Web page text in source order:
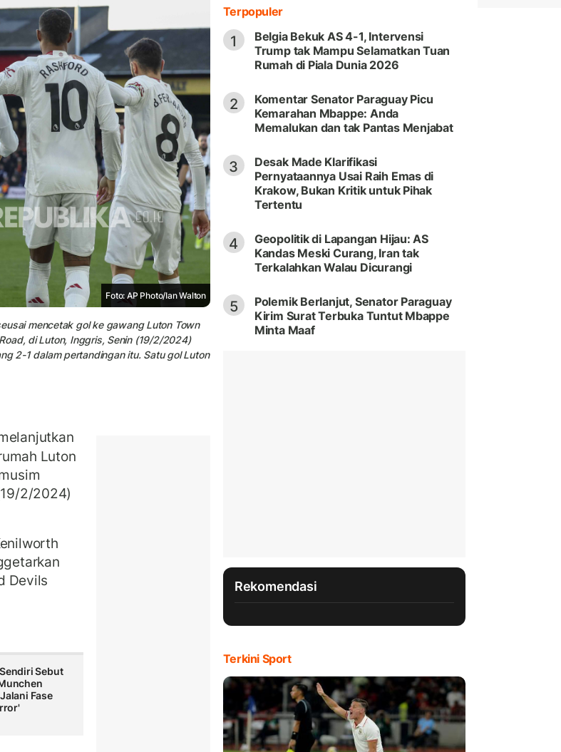
Foto: AP Photo/Ian Walton
mencetak gol ke gawang Luton Town
di Luton, Inggris, Senin (19/2/2024)
2-1 dalam pertandingan itu. Satu gol Luton
Luton
2/2024)
Devils
Sebut
Fase
Terpopuler
1
Belgia Bekuk AS 4-1, Intervensi
Trump tak Mampu Selamatkan Tuan
Rumah di Piala Dunia 2026
2
Komentar Senator Paraguay Picu
Kemarahan Mbappe: Anda
Memalukan dan tak Pantas Menjabat
3
Desak Made Klarifikasi
Pernyataannya Usai Raih Emas di
Krakow, Bukan Kritik untuk Pihak
Tertentu
4
Geopolitik di Lapangan Hijau: AS
Kandas Meski Curang, Iran tak
Terkalahkan Walau Dicurangi
5
Polemik Berlanjut, Senator Paraguay
Kirim Surat Terbuka Tuntut Mbappe
Minta Maaf
Rekomendasi
Terkini Sport